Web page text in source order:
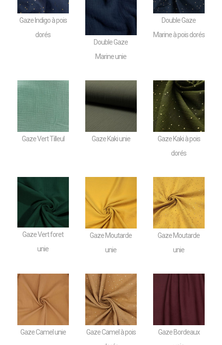
Gaze Indigo à pois
dorés
Double Gaze
Marine unie
Double Gaze
Marine à pois dorés
Gaze Vert Tilleul Gaze Kaki unie
Gaze Kaki à pois
dorés
Gaze Vert foret
unie
Gaze Moutarde
unie
Gaze Moutarde
unie
Gaze Camel unie
Gaze Camel à pois
Gaze Bordeaux